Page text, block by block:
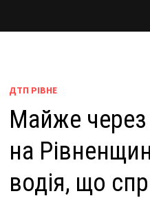
ДТП РІВНЕ
Майже
на
водія, що